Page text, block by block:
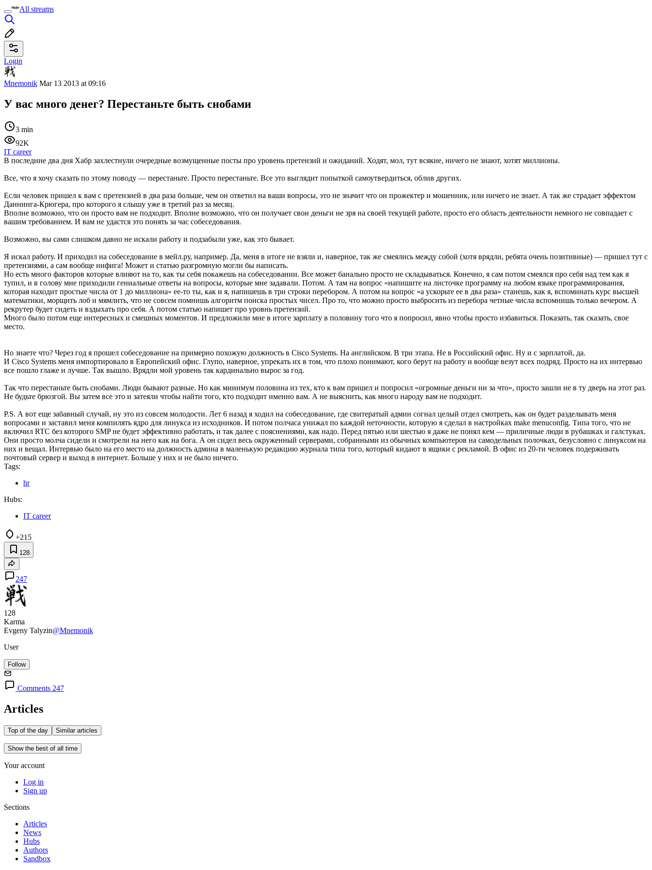
All streams
Login
Mnemonik Mar 13 2013 at 09:16
У вас много денег? Перестаньте быть снобами
3 min
92K
IT career
В последние два дня Хабр захлестнули очередные возмущенные посты про уровень претензий и ожиданий. Ходят, мол, тут всякие, ничего не знают, хотят миллионы.
Все, что я хочу сказать по этому поводу — перестаньте. Просто перестаньте. Все это выглядит попыткой самоутвердиться, облив других.
Если человек пришел к вам с претензией в два раза больше, чем он ответил на ваши вопросы, это не значит что он прожектер и мошенник, или ничего не знает. А так же страдает эффектом
Даннинга-Крюгера, про которого я слышу уже в третий раз за месяц.
Вполне возможно, что он просто вам не подходит. Вполне возможно, что он получает свои деньги не зря на своей текущей работе, просто его область деятельности немного не совпадает с
вашим требованием. И вам не удастся это понять за час собеседования.
Возможно, вы сами слишком давно не искали работу и подзабыли уже, как это бывает.
Я искал работу. И приходил на собеседование в мейл.ру, например. Да, меня в итоге не взяли и, наверное, так же смеялись между собой (хотя врядли, ребята очень позитивные) — пришел тут с
претензиями, а сам вообще нифига! Может и статью разгромную могли бы написать.
Но есть много факторов которые влияют на то, как ты себя покажешь на собеседовании. Все может банально просто не складываться. Конечно, я сам потом смеялся про себя над тем как я
тупил, и в голову мне приходили гениальные ответы на вопросы, которые мне задавали. Потом. А там на вопрос «напишите на листочке программу на любом языке программирования,
которая находит простые числа от 1 до миллиона» ее-то ты, как и я, напишешь в три строки перебором. А потом на вопрос «а ускорьте ее в два раза» станешь, как я, вспоминать курс высшей
математики, морщить лоб и мямлить, что не совсем помнишь алгоритм поиска простых чисел. Про то, что можно просто выбросить из перебора четные числа вспомнишь только вечером. А
рекрутер будет сидеть и вздыхать про себя. А потом статью напишет про уровнь претензий.
Много было потом еще интересных и смешных моментов. И предложили мне в итоге зарплату в половину того что я попросил, явно чтобы просто избавиться. Показать, так сказать, свое
место.
Но знаете что? Через год я прошел собеседование на примерно похожую должность в Cisco Systems. На английском. В три этапа. Не в Российский офис. Ну и с зарплатой, да.
И Cisco Systems меня импортировало в Европейский офис. Глупо, наверное, упрекать их в том, что плохо понимают, кого берут на работу и вообще везут всех подряд. Просто на их интервью
все пошло глаже и лучше. Так вышло. Врядли мой уровень так кардинально вырос за год.
Так что перестаньте быть снобами. Люди бывают разные. Но как минимум половина из тех, кто к вам пришел и попросил «огромные деньги ни за что», просто зашли не в ту дверь на этот раз.
Не будьте брюзгой. Вы затем все это и затеяли чтобы найти того, кто подходит именно вам. А не выяснить, как много народу вам не подходит.
P.S. А вот еще забавный случай, ну это из совсем молодости. Лет 6 назад я ходил на собеседование, где свитератый админ согнал целый отдел смотреть, как он будет разделывать меня
вопросами и заставил меня компилять ядро для линукса из исходников. И потом полчаса унижал по каждой неточности, которую я сделал в настройках make menuconfig. Типа того, что не
включил RTC без которого SMP не будет эффективно работать, и так далее с пояснениями, как надо. Перед пятью или шестью я даже не понял кем — приличные люди в рубашках и галстуках.
Они просто молча сидели и смотрели на него как на бога. А он сидел весь окруженный серверами, собранными из обычных компьютеров на самодельных полочках, безусловно с линуксом на
них и вещал. Интервью было на его место на должность админа в маленькую редакцию журнала типа того, который кидают в ящики с рекламой. В офис из 20-ти человек подерживать
почтовый сервер и выход в интернет. Больше у них и не было ничего.
Tags:
hr
Hubs:
IT career
+215
128
247
128
Karma
Evgeny Talyzin@Mnemonik
User
Follow
Comments 247
Articles
Top of the day Similar articles
Show the best of all time
Your account
Log in
Sign up
Sections
Articles
News
Hubs
Authors
Sandbox